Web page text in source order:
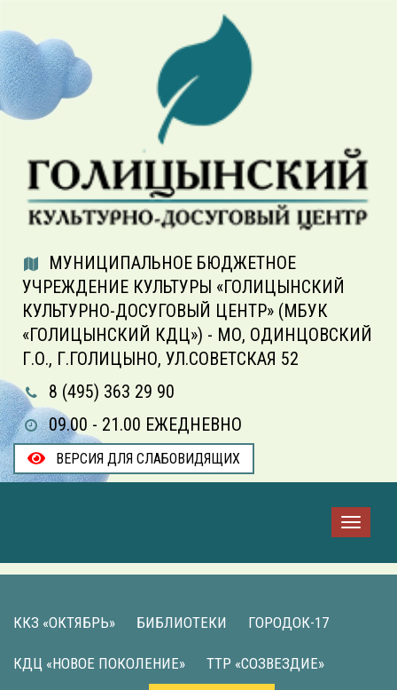
МУНИЦИПАЛЬНОЕ БЮДЖЕТНОЕ
УЧРЕЖДЕНИЕ КУЛЬТУРЫ «ГОЛИЦЫНСКИЙ
КУЛЬТУРНО-ДОСУГОВЫЙ ЦЕНТР» (МБУК
«ГОЛИЦЫНСКИЙ КДЦ») - МО, ОДИНЦОВСКИЙ
Г.О., Г.ГОЛИЦЫНО, УЛ.СОВЕТСКАЯ 52
8 (495) 363 29 90
09.00 - 21.00 ЕЖЕДНЕВНО
ВЕРСИЯ ДЛЯ СЛАБОВИДЯЩИХ
ККЗ «ОКТЯБРЬ» БИБЛИОТЕКИ ГОРОДОК-17
КДЦ «НОВОЕ ПОКОЛЕНИЕ» ТТР «СОЗВЕЗДИЕ»